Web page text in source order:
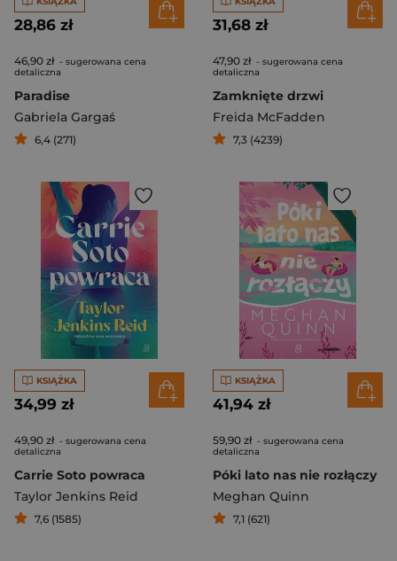
28,86 zł
46,90 zł - sugerowana cena
detaliczna
Paradise
Gabriela Gargaś
6,4 (271)
31,68 zł
47,90 zł - sugerowana cena
detaliczna
Zamknięte drzwi
Freida McFadden
7,3 (4239)
KSIĄŻKA
34,99 zł
49,90 zł - sugerowana cena
detaliczna
Carrie Soto powraca
Taylor Jenkins Reid
7,6 (1585)
KSIĄŻKA
41,94 zł
59,90 zł - sugerowana cena
detaliczna
Póki lato nas nie rozłączy
Meghan Quinn
7,1 (621)